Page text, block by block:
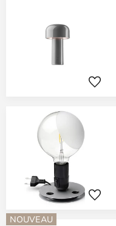
NOUVEAU